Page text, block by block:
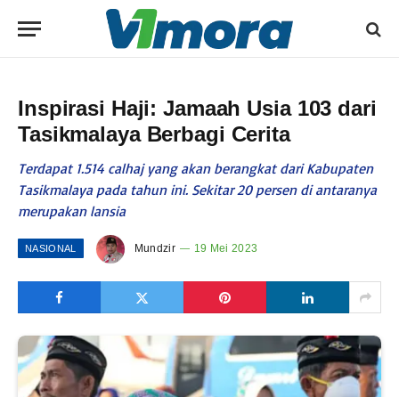
Inspirasi Haji: Jamaah Usia 103 dari
Tasikmalaya Berbagi Cerita
Terdapat 1.514 calhaj yang akan berangkat dari Kabupaten
Tasikmalaya pada tahun ini. Sekitar 20 persen di antaranya
merupakan lansia
NASIONAL Mundzir 19 Mei 2023